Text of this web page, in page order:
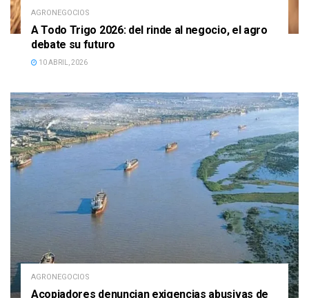
AGRONEGOCIOS
A Todo Trigo 2026: del rinde al negocio, el agro
debate su futuro
10 ABRIL, 2026
AGRONEGOCIOS
Acopiadores denuncian exigencias abusivas de